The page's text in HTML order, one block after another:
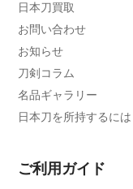
日本刀買取
お問い合わせ
お知らせ
刀剣コラム
名品ギャラリー
日本刀を所持するには
ご利用ガイド